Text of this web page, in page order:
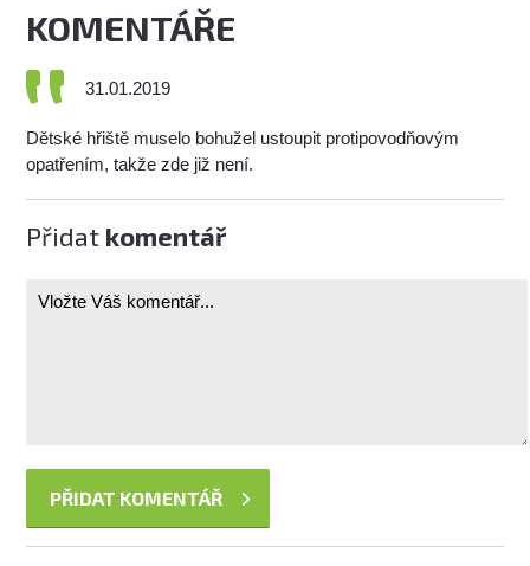
KOMENTÁŘE
31.01.2019
Dětské hřiště muselo bohužel ustoupit protipovodňovým
opatřením, takže zde již není.
Přidat komentář